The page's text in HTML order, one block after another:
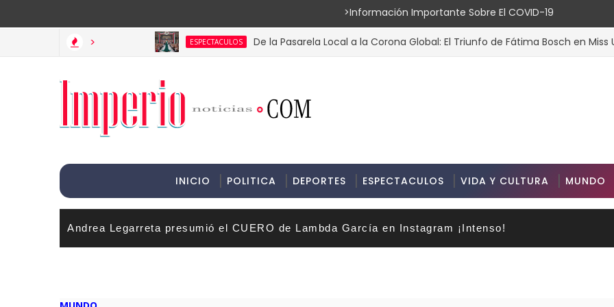
>Información Importante Sobre El COVID-19
> ESPECTACULOS De la Pasarela Local a la Corona Global: El Triunfo de Fátima Bosch en Miss Universo
INICIO POLITICA DEPORTES ESPECTACULOS VIDA Y CULTURA MUNDO
Andrea Legarreta presumió el CUERO de Lambda García en Instagram ¡Intenso!